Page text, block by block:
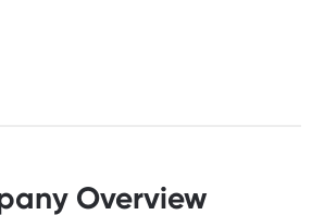
Overview